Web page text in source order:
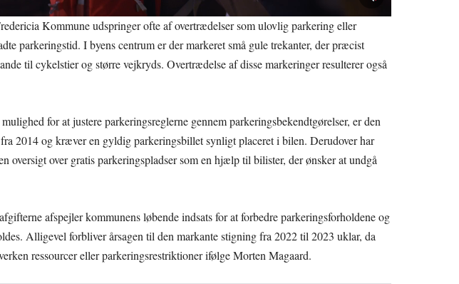
Kommune udspringer ofte af overtrædelser som ulovlig parkering eller
parkeringstid. I byens centrum er der markeret små gule trekanter, der præcist
til cykelstier og større vejkryds. Overtrædelse af disse markeringer resulterer også
for at justere parkeringsreglerne gennem parkeringsbekendtgørelser, er den
fra 2014 og kræver en gyldig parkeringsbillet synligt placeret i bilen. Derudover har
oversigt over gratis parkeringspladser som en hjælp til bilister, der ønsker at undgå
afspejler kommunens løbende indsats for at forbedre parkeringsforholdene og
Alligevel forbliver årsagen til den markante stigning fra 2022 til 2023 uklar, da
ressourcer eller parkeringsrestriktioner ifølge Morten Magaard.